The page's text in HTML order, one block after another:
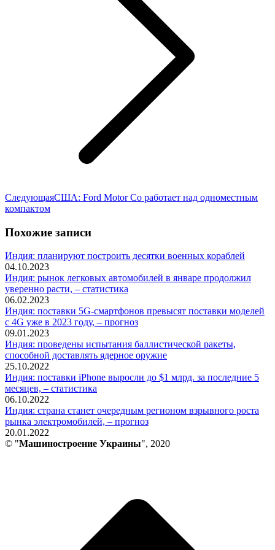
СледующаяСледующая
США: Ford Motor Co работает над одноместным
компактом
Похожие записи
Индия: планируют построить десятки военных кораблей
04.10.2023
Индия: рынок легковых автомобилей в январе продолжил
уверенно расти, – статистика
06.02.2023
Индия: поставки 5G-смартфонов превысят поставки моделей
с 4G уже в 2023 году, – прогноз
09.01.2023
Индия: проведены испытания баллистической ракеты,
способной доставлять ядерное оружие
25.10.2022
Индия: поставки iPhone выросли до $1 млрд. за последние 5
месяцев, – статистика
06.10.2022
Индия: страна станет очередным регионом взрывного роста
рынка электромобилей, – прогноз
20.01.2022
© "Машиностроение Украины", 2020